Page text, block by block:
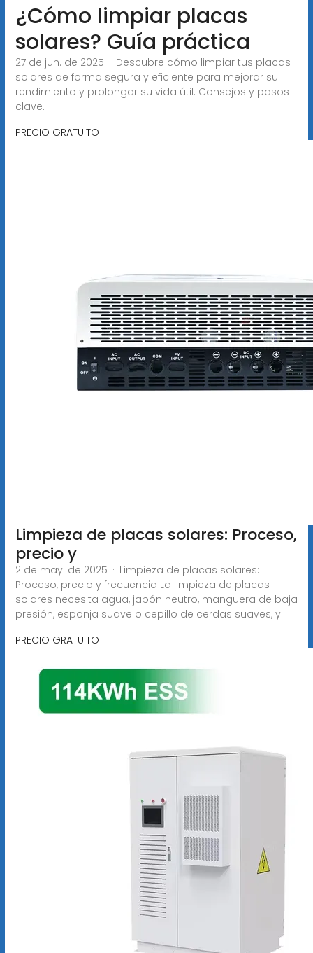
¿Cómo limpiar placas
solares? Guía práctica
27 de jun. de 2025 · Descubre cómo limpiar tus placas
solares de forma segura y eficiente para mejorar su
rendimiento y prolongar su vida útil. Consejos y pasos
clave.
PRECIO GRATUITO
Limpieza de placas solares: Proceso,
precio y
2 de may. de 2025 · Limpieza de placas solares:
Proceso, precio y frecuencia La limpieza de placas
solares necesita agua, jabón neutro, manguera de baja
presión, esponja suave o cepillo de cerdas suaves, y
PRECIO GRATUITO